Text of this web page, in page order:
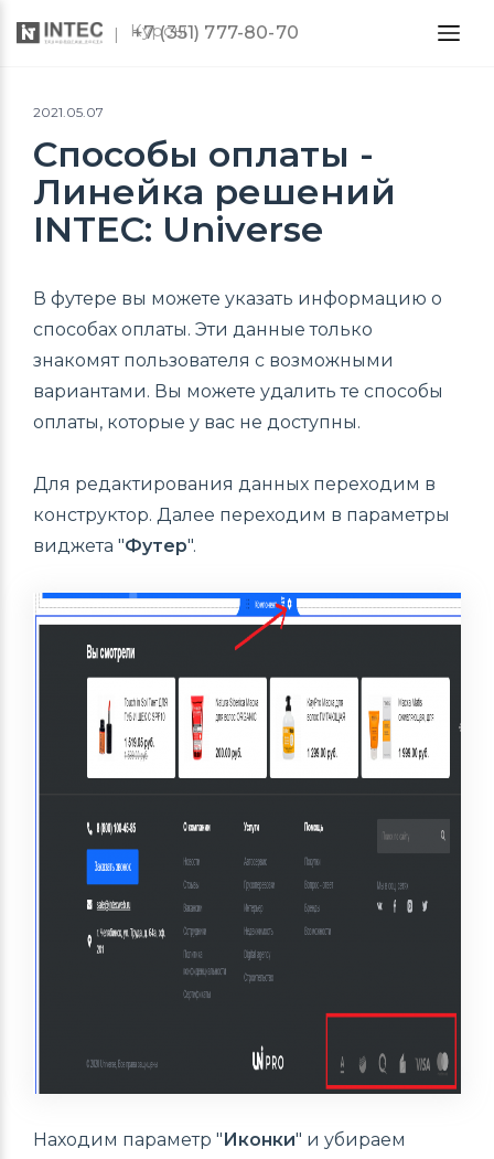
Курсы
+7 (351) 777-80-70
2021.05.07
Способы оплаты -
Линейка решений
INTEC: Universe
В футере вы можете указать информацию о
способах оплаты. Эти данные только
знакомят пользователя с возможными
вариантами. Вы можете удалить те способы
оплаты, которые у вас не доступны.
Для редактирования данных переходим в
конструктор. Далее переходим в параметры
виджета "Футер".
Находим параметр "Иконки" и убираем